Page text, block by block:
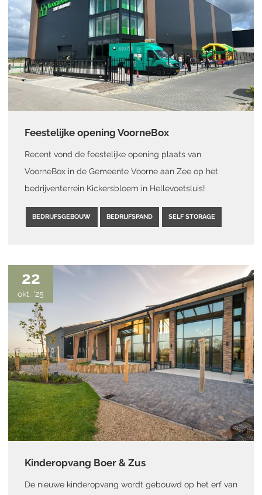
Feestelijke opening VoorneBox
Recent vond de feestelijke opening plaats van
VoorneBox in de Gemeente Voorne aan Zee op het
bedrijventerrein Kickersbloem in Hellevoetsluis!
BEDRIJFSGEBOUW BEDRIJFSPAND SELF STORAGE
22
okt. '25
Kinderopvang Boer & Zus
De nieuwe kinderopvang wordt gebouwd op het erf van